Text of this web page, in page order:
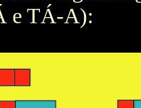
e TÁ-A):